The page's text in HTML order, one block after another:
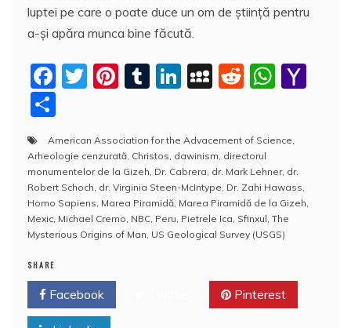
luptei pe care o poate duce un om de ştiinţă pentru
a-şi apăra munca bine făcută.
F
e
b
o
o
T
er
Pi
e
st
T
bl
r
Li
e
dI
n
M
p
a
c
e
R
di
t
W
s
A
p
p
M
rt
aj
e
a
ă
American Association for the Advacement of Science,
Arheologie cenzurată, Christos, dawinism, directorul
monumentelor de la Gizeh, Dr. Cabrera, dr. Mark Lehner, dr.
Robert Schoch, dr. Virginia Steen-McIntype, Dr. Zahi Hawass,
Homo Sapiens, Marea Piramidă, Marea Piramidă de la Gizeh,
Mexic, Michael Cremo, NBC, Peru, Pietrele Ica, Sfinxul, The
Mysterious Origins of Man, US Geological Survey (USGS)
SHARE
Facebook Pinterest